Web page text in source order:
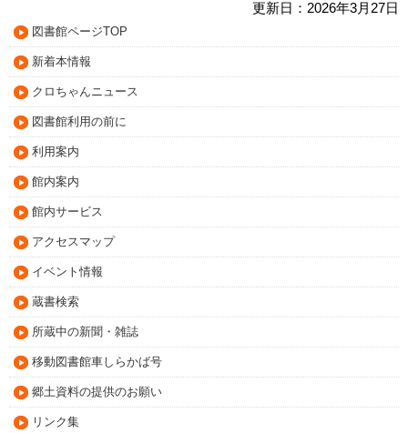
更新日：2026年3月27日
図書館ページTOP
新着本情報
クロちゃんニュース
図書館利用の前に
利用案内
館内案内
館内サービス
アクセスマップ
イベント情報
蔵書検索
所蔵中の新聞・雑誌
移動図書館車しらかば号
郷土資料の提供のお願い
リンク集